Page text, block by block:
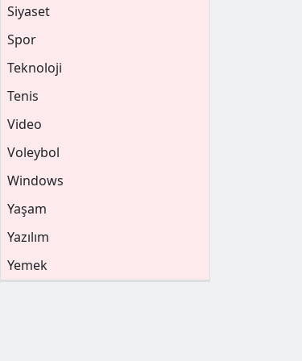
Siyaset
Spor
Teknoloji
Tenis
Video
Voleybol
Windows
Yaşam
Yazılım
Yemek